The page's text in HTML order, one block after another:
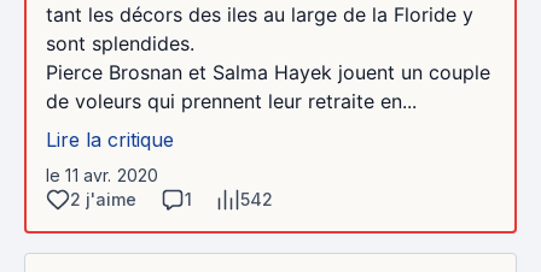
tant les décors des iles au large de la Floride y
sont splendides.
Pierce Brosnan et Salma Hayek jouent un couple
de voleurs qui prennent leur retraite en...
Lire la critique
le 11 avr. 2020
2 j'aime
1 542